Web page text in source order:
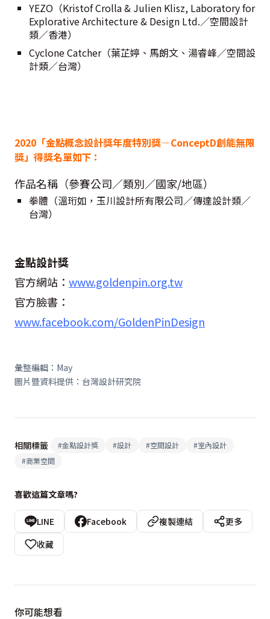
YEZO（Kristof Crolla & Julien Klisz, Laboratory for
Explorative Architecture & Design Ltd.／空間設計
類／香港）
Cyclone Catcher（葉芷婷、馬朗文、湯睿峰／空間設
計類／台灣）
2020「金點概念設計獎年度特別獎—ConceptD創能無限
獎」得獎名單如下：
作品名稱（參賽公司／類別／國家/地區）
拳體（溫珩如，玉川設計所有限公司／傳達設計類／
台灣）
金點設計獎
官方網站： www.goldenpin.org.tw
官方臉書：
www.facebook.com/GoldenPinDesign
彙整編輯：May
圖片暨資料提供：台灣設計研究院
相關標籤 #金點設計獎 #設計 #空間設計 #室內設計
#商業空間
喜歡這篇文章嗎?
LINE Facebook 複製連結
更多
收藏
你可能想看